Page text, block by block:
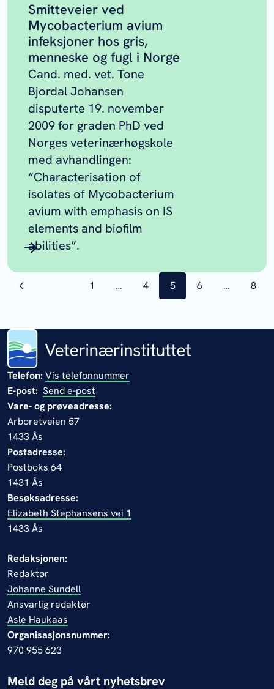
Smitteveier ved
Mycobacterium avium
infeksjoner hos gris,
menneske og fugl i Norge
Cand. med. vet. Tone
Bjordal Johansen
disputerte 19. november
2009 for graden PhD ved
Norges veterinærhøgskole
med avhandlingen:
“Characterisation of
isolates of Mycobacterium
avium with emphasis on IS
elements and biofilm
abilities”.
side
1 … side
4 side
5 side
6 … side
8
Telefon: Vis telefonnummer
E-post: Send e-post
Vare- og prøveadresse:
Arboretveien 57
1433 Ås
Postadresse:
Postboks 64
1431 Ås
Besøksadresse:
Elizabeth Stephansens vei 1
1433 Ås
Redaksjonen:
Redaktør
Johanne Sundell
Ansvarlig redaktør
Asle Haukaas
Organisasjonsnummer:
970 955 623
Meld deg på vårt nyhetsbrev